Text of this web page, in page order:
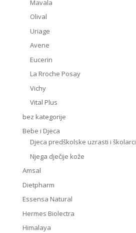
Mavala
Olival
Uriage
Avene
Eucerin
La Rroche Posay
Vichy
Vital Plus
bez kategorije
Bebe i Djeca
Djeca predškolske uzrasti i školarci
Njega dječije kože
Amsal
Dietpharm
Essensa Natural
Hermes Biolectra
Himalaya